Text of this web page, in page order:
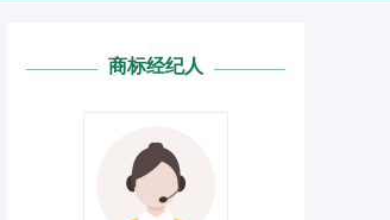
商标经纪人